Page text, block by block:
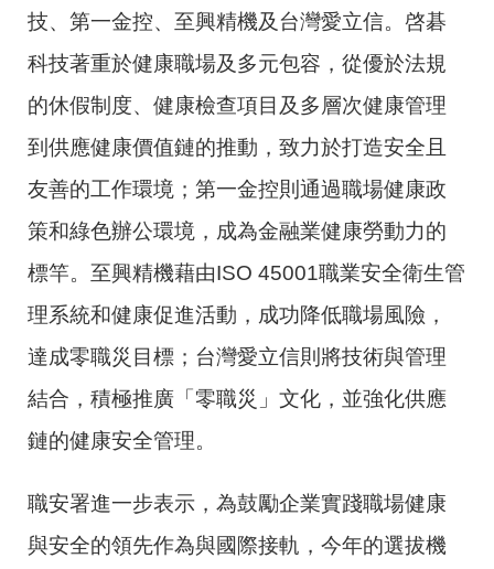
技、第一金控、至興精機及台灣愛立信。啓碁
科技著重於健康職場及多元包容，從優於法規
的休假制度、健康檢查項目及多層次健康管理
到供應健康價值鏈的推動，致力於打造安全且
友善的工作環境；第一金控則通過職場健康政
策和綠色辦公環境，成為金融業健康勞動力的
標竿。至興精機藉由ISO 45001職業安全衛生管
理系統和健康促進活動，成功降低職場風險，
達成零職災目標；台灣愛立信則將技術與管理
結合，積極推廣「零職災」文化，並強化供應
鏈的健康安全管理。
職安署進一步表示，為鼓勵企業實踐職場健康
與安全的領先作為與國際接軌，今年的選拔機